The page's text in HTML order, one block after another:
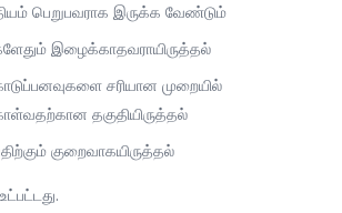
பெறுபவராக இருக்க வேண்டும்
இழைக்காதவராயிருத்தல்
சரியான முறையில்
தகுதியிருத்தல்
குறைவாகயிருத்தல்